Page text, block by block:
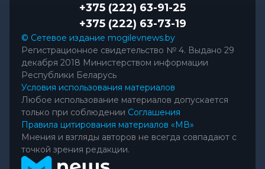
+375 (222) 63-91-25
+375 (222) 63-73-19
© Сетевое издание mogilevnews.by
Регистрационное свидетельство № 4. Выдано 29
декабря 2018 Министерством информации
Республики Беларусь
Условия использования материалов
Любое использование материалов допускается
только при соблюдении Соглашения
Правила цитирования материалов «МВ»
Мнения и взгляды авторов не всегда совпадают с
точкой зрения редакции.